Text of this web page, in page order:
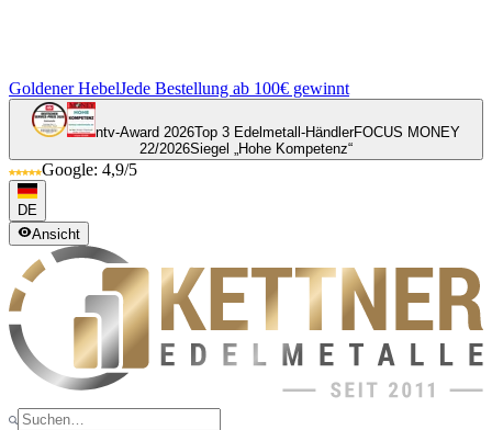
Goldener HebelJede Bestellung ab 100€ gewinnt
ntv-Award 2026Top 3 Edelmetall-HändlerFOCUS MONEY
22/2026Siegel „Hohe Kompetenz“
Google: 4,9/5
DE
Ansicht